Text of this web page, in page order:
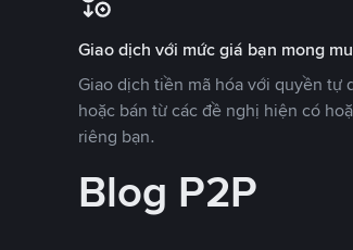
Giao dịch với mức giá bạn mong
Giao dịch tiền mã hóa với quyền tự
hoặc bán từ các đề nghị hiện có
riêng bạn.
Blog P2P